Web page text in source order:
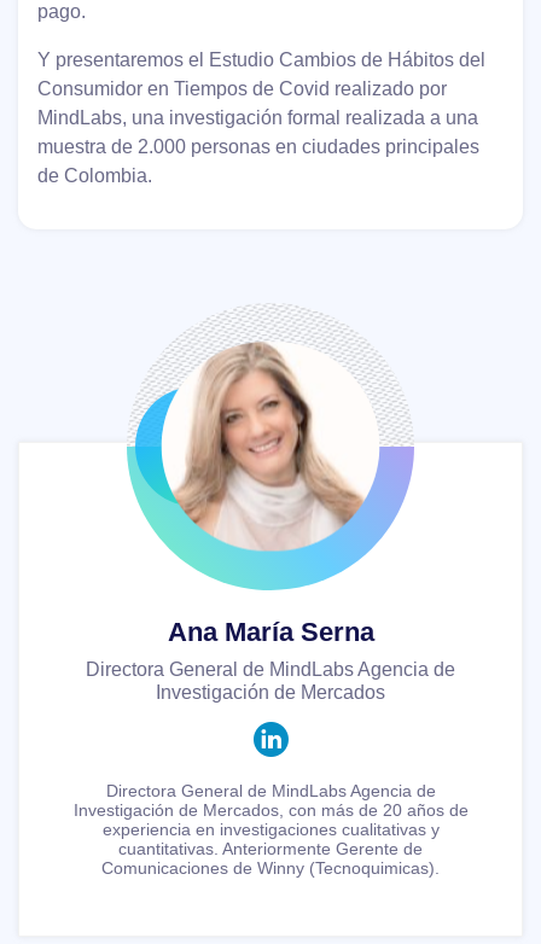
pago.
Y presentaremos el Estudio Cambios de Hábitos del
Consumidor en Tiempos de Covid realizado por
MindLabs, una investigación formal realizada a una
muestra de 2.000 personas en ciudades principales
de Colombia.
Ana María Serna
Directora General de MindLabs Agencia de
Investigación de Mercados
Directora General de MindLabs Agencia de
Investigación de Mercados, con más de 20 años de
experiencia en investigaciones cualitativas y
cuantitativas. Anteriormente Gerente de
Comunicaciones de Winny (Tecnoquimicas).